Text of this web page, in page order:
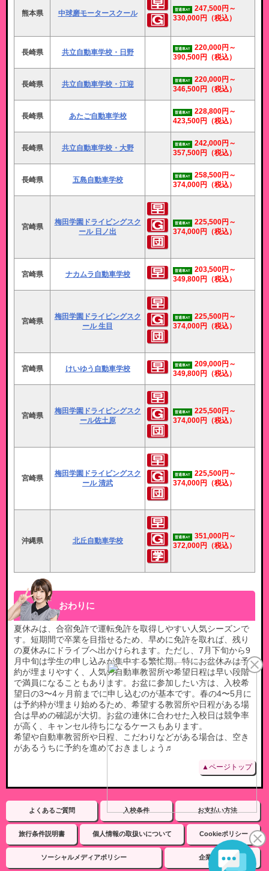
熊本県 中球磨モータースクール 普通車AT
247,500円～
330,000円
（税込）
長崎県 共立自動車学校・日野 普通車AT
220,000円～
390,500円
（税込）
長崎県 共立自動車学校・江迎 普通車AT
220,000円～
346,500円
（税込）
長崎県 あたご自動車学校 普通車AT
228,800円～
423,500円
（税込）
長崎県 共立自動車学校・大野 普通車AT
242,000円～
357,500円
（税込）
長崎県 五島自動車学校 普通車AT
258,500円～
374,000円
（税込）
宮崎県
梅田学園ドライビングスク
ール 日ノ出
普通車AT
225,500円～
374,000円
（税込）
宮崎県 ナカムラ自動車学校 普通車AT
203,500円～
349,800円
（税込）
宮崎県
梅田学園ドライビングスク
ール 生目
普通車AT
225,500円～
374,000円
（税込）
宮崎県 けいゆう自動車学校 普通車AT
209,000円～
349,800円
（税込）
宮崎県
梅田学園ドライビングスク
ール佐土原
普通車AT
225,500円～
374,000円
（税込）
宮崎県
梅田学園ドライビングスク
ール 清武
普通車AT
225,500円～
374,000円
（税込）
沖縄県 北丘自動車学校 普通車AT
351,000円～
372,000円
（税込）
おわりに
夏休みは、合宿免許で運転免許を取得しやすい人気シーズンで
す。短期間で卒業を目指せるため、早めに免許を取れば、残り
の夏休みにドライブへ出かけられます。ただし、7月下旬から9
月中旬は学生の申し込みが集中する繁忙期。特にお盆休みは予
約が埋まりやすく、人気の自動車教習所や希望日程は早い段階
で満員になることもあります。お盆に参加したい方は、入校希
望日の3〜4ヶ月前までに申し込むのが基本です。春の4〜5月に
は予約枠が埋まり始めるため、希望する教習所や日程がある場
合は早めの確認が大切。お盆の連休に合わせた入校日は競争率
が高く、キャンセル待ちになるケースもあります。
希望や自動車教習所や日程、こだわりなどがある場合は、空き
があるうちに予約を進めておきましょう♬
▲ページトップ
よくあるご質問 入校条件 お支払い方法
旅行条件説明書 個人情報の取扱いについて Cookieポリシー
ソーシャルメディアポリシー 企業情報